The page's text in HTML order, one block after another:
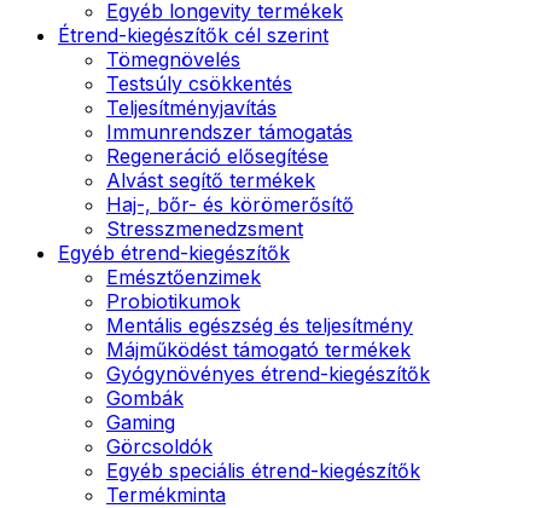
Egyéb longevity termékek
Étrend-kiegészítők cél szerint
Tömegnövelés
Testsúly csökkentés
Teljesítményjavítás
Immunrendszer támogatás
Regeneráció elősegítése
Alvást segítő termékek
Haj-, bőr- és körömerősítő
Stresszmenedzsment
Egyéb étrend-kiegészítők
Emésztőenzimek
Probiotikumok
Mentális egészség és teljesítmény
Májműködést támogató termékek
Gyógynövényes étrend-kiegészítők
Gombák
Gaming
Görcsoldók
Egyéb speciális étrend-kiegészítők
Termékminta